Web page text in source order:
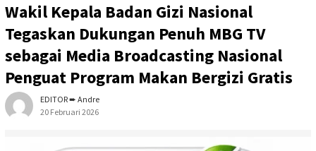
Wakil Kepala Badan Gizi Nasional
Tegaskan Dukungan Penuh MBG TV
sebagai Media Broadcasting Nasional
Penguat Program Makan Bergizi Gratis
EDITOR ➨ Andre
20 Februari 2026